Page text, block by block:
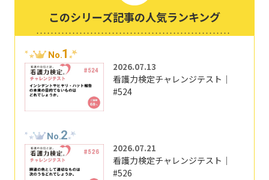
このシリーズ記事の人気ランキング
No.1
2026.07.13
看護力検定チャレンジテスト｜
#524
No.2
2026.07.21
看護力検定チャレンジテスト｜
#526